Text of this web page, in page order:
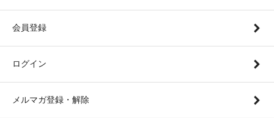
会員登録
ログイン
メルマガ登録・解除